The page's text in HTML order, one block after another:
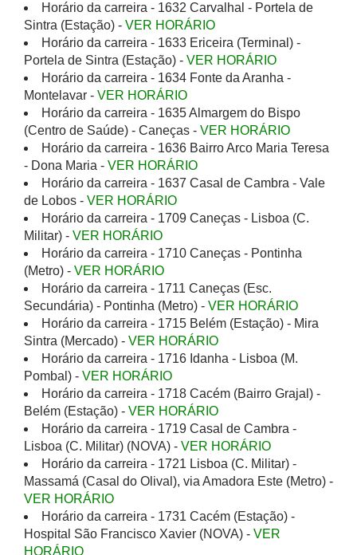
Horário da carreira - 1632 Carvalhal - Portela de
Sintra (Estação) - VER HORÁRIO
Horário da carreira - 1633 Ericeira (Terminal) -
Portela de Sintra (Estação) - VER HORÁRIO
Horário da carreira - 1634 Fonte da Aranha -
Montelavar - VER HORÁRIO
Horário da carreira - 1635 Almargem do Bispo
(Centro de Saúde) - Caneças - VER HORÁRIO
Horário da carreira - 1636 Bairro Arco Maria Teresa
- Dona Maria - VER HORÁRIO
Horário da carreira - 1637 Casal de Cambra - Vale
de Lobos - VER HORÁRIO
Horário da carreira - 1709 Caneças - Lisboa (C.
Militar) - VER HORÁRIO
Horário da carreira - 1710 Caneças - Pontinha
(Metro) - VER HORÁRIO
Horário da carreira - 1711 Caneças (Esc.
Secundária) - Pontinha (Metro) - VER HORÁRIO
Horário da carreira - 1715 Belém (Estação) - Mira
Sintra (Mercado) - VER HORÁRIO
Horário da carreira - 1716 Idanha - Lisboa (M.
Pombal) - VER HORÁRIO
Horário da carreira - 1718 Cacém (Bairro Grajal) -
Belém (Estação) - VER HORÁRIO
Horário da carreira - 1719 Casal de Cambra -
Lisboa (C. Militar) (NOVA) - VER HORÁRIO
Horário da carreira - 1721 Lisboa (C. Militar) -
Massamá (Casal do Olival), via Amadora Este (Metro) -
VER HORÁRIO
Horário da carreira - 1731 Cacém (Estação) -
Hospital São Francisco Xavier (NOVA) - VER
HORÁRIO